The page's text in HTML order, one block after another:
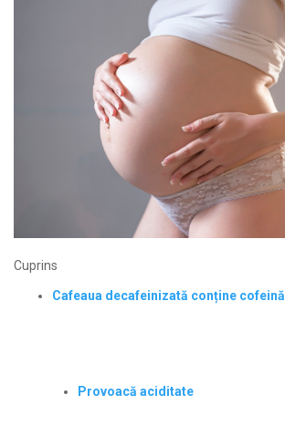
Cuprins
Cafeaua decafeinizată conține cofeină
Provoacă aciditate